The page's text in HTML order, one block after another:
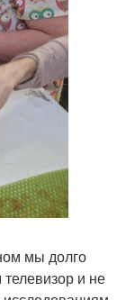
мы долго
и не